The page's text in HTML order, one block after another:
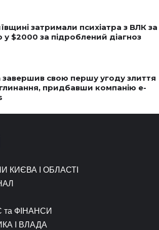
затримали психіатра з ВЛК за
у $2000 за підроблений діагноз
завершив свою першу угоду злиття
придбавши компанію e-
КИЄВА І ОБЛАСТІ
та ФІНАНСИ
І ВЛАДА